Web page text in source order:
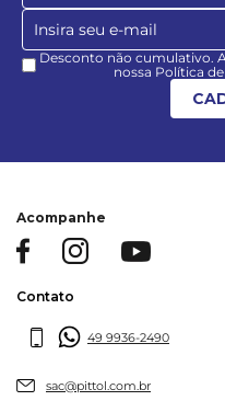
Desconto não cumulativo.
nossa Política
Acompanhe
Contato
49 9936-2490
sac@pittol.com.br